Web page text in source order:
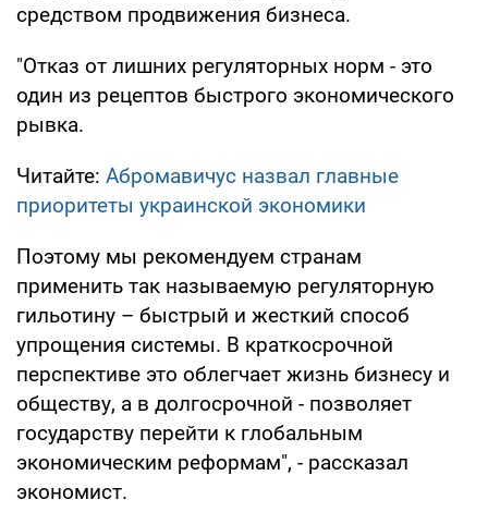
средством продвижения бизнеса.
"Отказ от лишних регуляторных норм - это
один из рецептов быстрого экономического
рывка.
Читайте: Абромавичус назвал главные
приоритеты украинской экономики
Поэтому мы рекомендуем странам
применить так называемую регуляторную
гильотину – быстрый и жесткий способ
упрощения системы. В краткосрочной
перспективе это облегчает жизнь бизнесу и
обществу, а в долгосрочной - позволяет
государству перейти к глобальным
экономическим реформам", - рассказал
экономист.